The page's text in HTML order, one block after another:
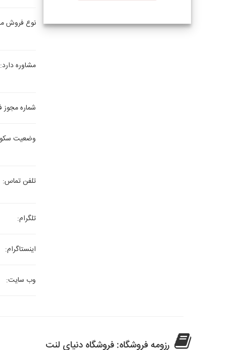
نوع فروش
مشاوره دارد:
شماره
وضعیت
تلفن تماس:
تلگرام:
اینستاگرام:
وب سایت:
رزومه فروشگاه: فروشگاه دنیای لنت